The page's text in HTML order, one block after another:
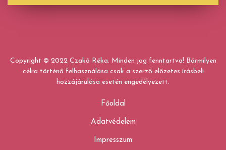
Copyright © 2022 Czakó Réka. Minden jog fenntartva! Bármilyen
célra történő felhasználása csak a szerző előzetes írásbeli
hozzájárulása esetén engedélyezett.
Főoldal
Adatvédelem
Impresszum